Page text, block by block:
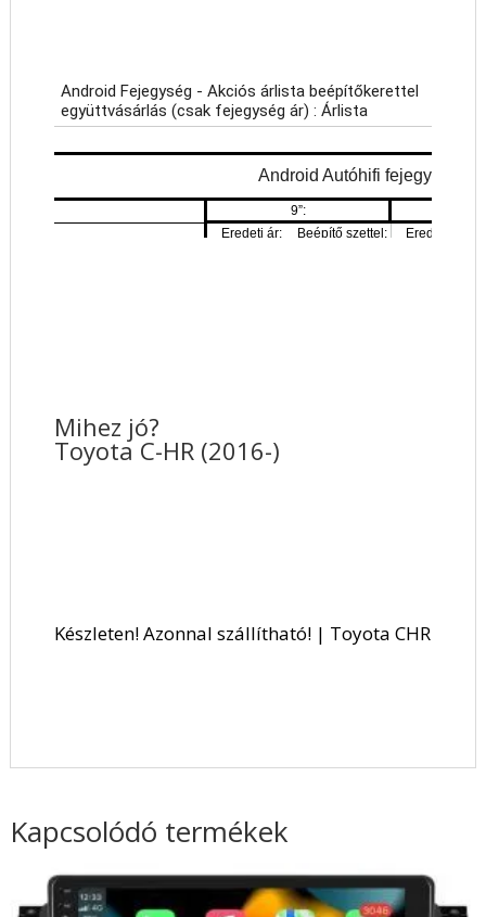
Mihez jó?
Toyota C-HR (2016-)
Készleten! Azonnal szállítható! | Toyota CHR
Kapcsolódó termékek